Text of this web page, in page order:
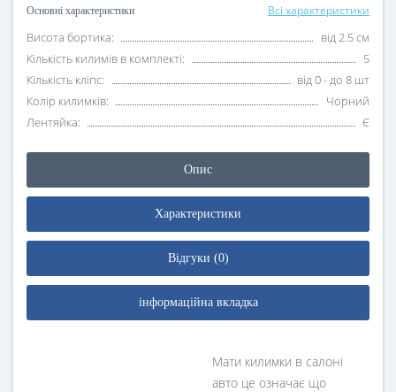
Основні характеристики Всі характеристики
Висота бортика:
від 2.5 см
Кількість килимів в комплекті:
5
Кількість кліпс:
від 0 - до 8 шт
Колір килимків:
Чорний
Лентяйка:
Є
Опис
Характеристики
Відгуки (0)
інформаційна вкладка
Мати килимки в салоні
авто це означає що